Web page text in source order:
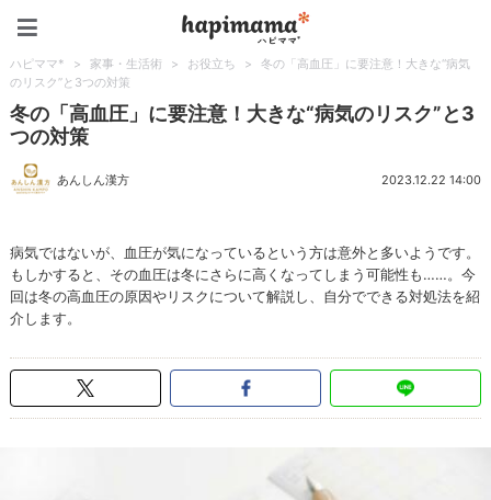
ハピママ* > 家事・生活術 > お役立ち >
冬の「高血圧」に要注意！大きな“病気
のリスク”と3つの対策
冬の「高血圧」に要注意！大きな“病気のリスク”と3
つの対策
あんしん漢方 2023.12.22 14:00
病気ではないが、血圧が気になっているという方は意外と多いようです。
もしかすると、その血圧は冬にさらに高くなってしまう可能性も……。今
回は冬の高血圧の原因やリスクについて解説し、自分でできる対処法を紹
介します。